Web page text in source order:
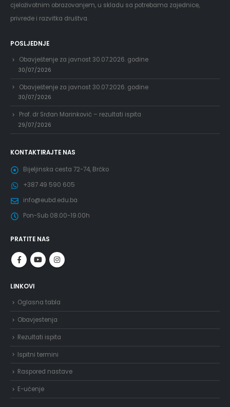
cjeloživotnim obrazovanjem, u skladu sa potrebama zajednice,
privrede i razvitka društva.
POSLJEDNJE
Obavještenje za javnost 30.07.2026. godine
30/07/2026
Obavještenje za javnost 30.07.2026. godine
30/07/2026
Prof. dr Srđan Marinković – rezultati ispita
29/07/2026
KONTAKTIRAJTE NAS
Bijeljinska cesta 72-74, Brčko
+387 49 590 605
info@eubd.edu.ba
Pon-Sub 08.00-19.00h
PRATITE NAS
LINKOVI
Oglasna tabla
Obavjestenja
Rezultati ispita
Ispitni termini
Raspored nastave
E-učenje